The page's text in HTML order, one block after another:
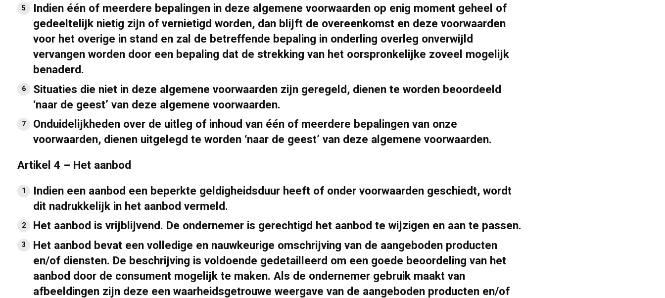
Indien één of meerdere bepalingen in deze algemene voorwaarden op enig moment geheel of
gedeeltelijk nietig zijn of vernietigd worden, dan blijft de overeenkomst en deze voorwaarden
voor het overige in stand en zal de betreffende bepaling in onderling overleg onverwijld
vervangen worden door een bepaling dat de strekking van het oorspronkelijke zoveel mogelijk
benaderd.
Situaties die niet in deze algemene voorwaarden zijn geregeld, dienen te worden beoordeeld
‘naar de geest’ van deze algemene voorwaarden.
Onduidelijkheden over de uitleg of inhoud van één of meerdere bepalingen van onze
voorwaarden, dienen uitgelegd te worden ‘naar de geest’ van deze algemene voorwaarden.
Artikel 4 – Het aanbod
Indien een aanbod een beperkte geldigheidsduur heeft of onder voorwaarden geschiedt, wordt
dit nadrukkelijk in het aanbod vermeld.
Het aanbod is vrijblijvend. De ondernemer is gerechtigd het aanbod te wijzigen en aan te passen.
Het aanbod bevat een volledige en nauwkeurige omschrijving van de aangeboden producten
en/of diensten. De beschrijving is voldoende gedetailleerd om een goede beoordeling van het
aanbod door de consument mogelijk te maken. Als de ondernemer gebruik maakt van
afbeeldingen zijn deze een waarheidsgetrouwe weergave van de aangeboden producten en/of